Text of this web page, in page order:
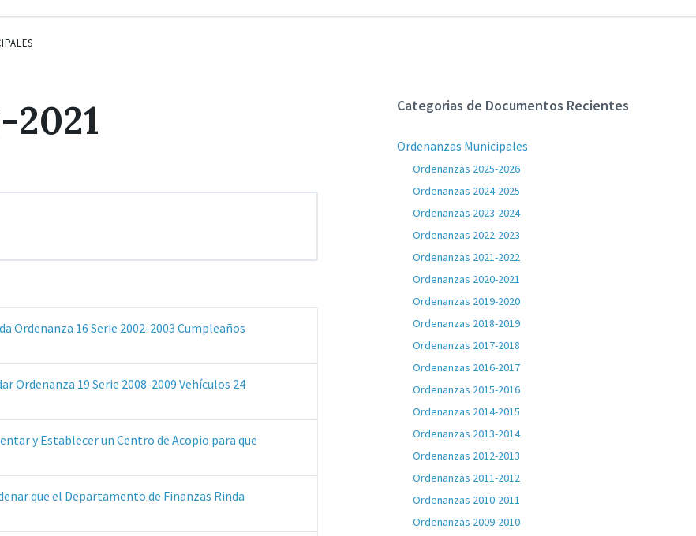
Ordenanza 16 Serie 2002-2003 Cumpleaños
Ordenanza 19 Serie 2008-2009 Vehículos 24
y Establecer un Centro de Acopio para que
que el Departamento de Finanzas Rinda
Categorias de Documentos Recientes
Ordenanzas Municipales
Ordenanzas 2025-2026
Ordenanzas 2024-2025
Ordenanzas 2023-2024
Ordenanzas 2022-2023
Ordenanzas 2021-2022
Ordenanzas 2020-2021
Ordenanzas 2019-2020
Ordenanzas 2018-2019
Ordenanzas 2017-2018
Ordenanzas 2016-2017
Ordenanzas 2015-2016
Ordenanzas 2014-2015
Ordenanzas 2013-2014
Ordenanzas 2012-2013
Ordenanzas 2011-2012
Ordenanzas 2010-2011
Ordenanzas 2009-2010